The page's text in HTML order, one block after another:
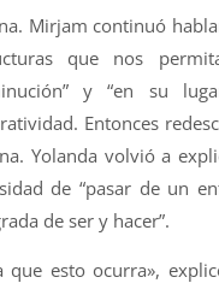
Mirjam continuó
que nos
y “en su
Entonces
Yolanda volvió a
de “pasar de un
de ser y hacer”.
que esto ocurra»,